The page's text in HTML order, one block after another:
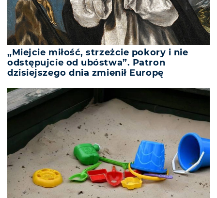
„Miejcie miłość, strzeżcie pokory i nie
odstępujcie od ubóstwa”. Patron
dzisiejszego dnia zmienił Europę